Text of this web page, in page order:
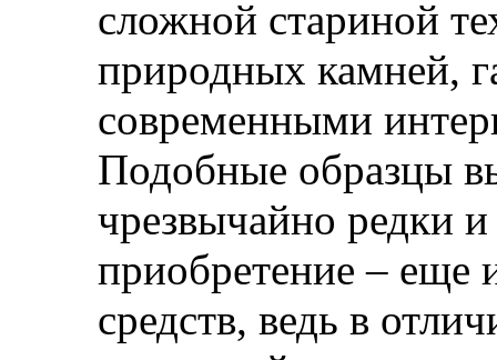
сложной стариной
природных камней,
современными
Подобные образцы
чрезвычайно редки
приобретение – еще
средств, ведь в